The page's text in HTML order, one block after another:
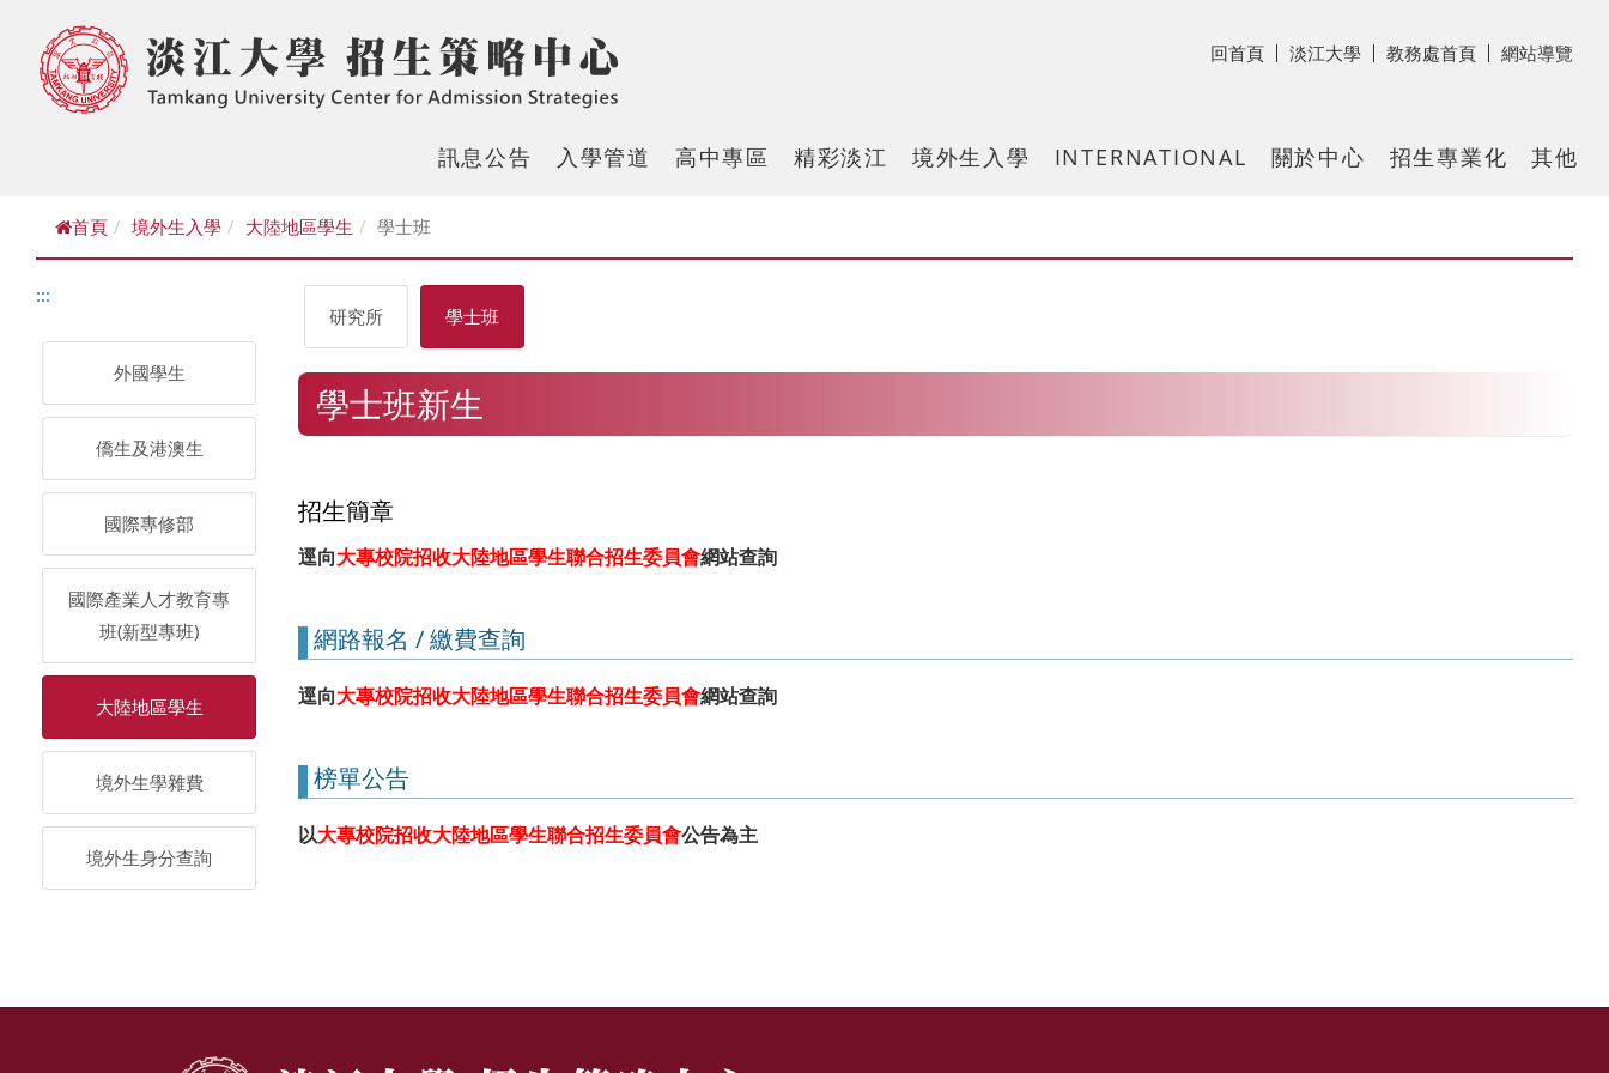
回首頁 淡江大學 教務處首頁 網站導覽
訊息公告 入學管道 高中專區 精彩淡江 境外生入學 INTERNATIONAL 關於中心 招生專業化 其他
首頁 境外生入學 大陸地區學生 學士班
:::
外國學生
僑生及港澳生
國際專修部
國際產業人才教育專
班(新型專班)
大陸地區學生
境外生學雜費
境外生身分查詢
研究所 學士班
學士班新生
招生簡章
逕向大專校院招收大陸地區學生聯合招生委員會網站查詢
網路報名 / 繳費查詢
逕向大專校院招收大陸地區學生聯合招生委員會網站查詢
榜單公告
以大專校院招收大陸地區學生聯合招生委員會公告為主